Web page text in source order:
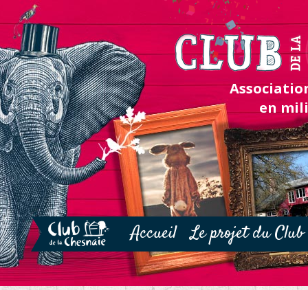
en
Accueil Le projet du Club